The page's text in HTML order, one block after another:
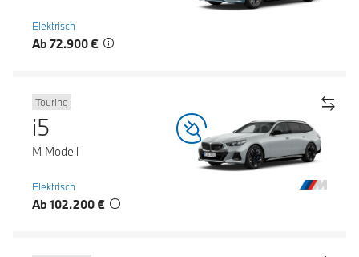
Elektrisch
Ab 72.900 €
Touring
i5
M Modell
Elektrisch
Ab 102.200 €